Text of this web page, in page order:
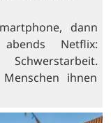
dann
abends Netflix:
ihnen